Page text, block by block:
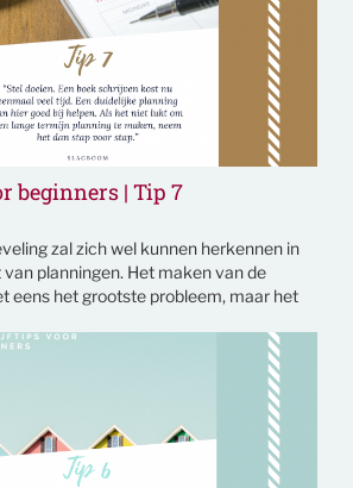
beginners | Tip 7
zal zich wel kunnen herkennen in
planningen. Het maken van de
eens het grootste probleem, maar het